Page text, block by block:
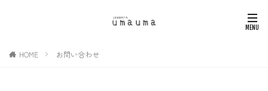
HOME お問い合わせ